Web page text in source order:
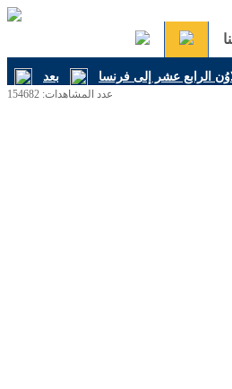
لاوُن الرابع عشر إلى فرنسا
عدد المشاهدات: 154682